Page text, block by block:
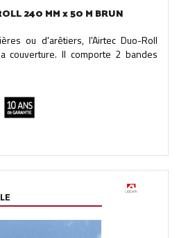
240 MM x 50 M BRUN
ou d'arêtiers, l'Airtec Duo-Roll
couverture. Il comporte 2 bandes